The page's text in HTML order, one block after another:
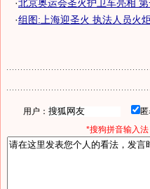
·北京奥运会圣火护卫车亮相
·组图:上海迎圣火 执法人员火
用户：
*搜狗拼音输入